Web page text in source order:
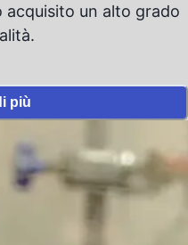
un alto grado
più